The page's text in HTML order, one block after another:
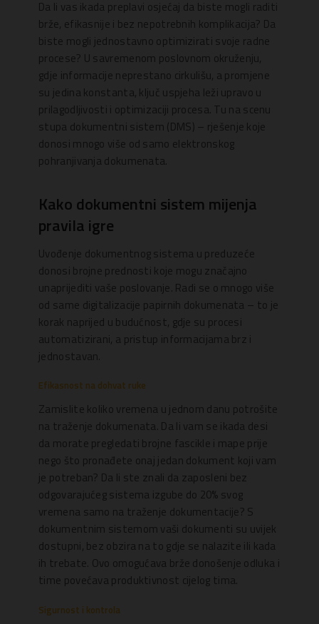
Da li vas ikada preplavi osjećaj da biste mogli raditi
brže, efikasnije i bez nepotrebnih komplikacija? Da
biste mogli jednostavno optimizirati svoje radne
procese? U savremenom poslovnom okruženju,
gdje informacije neprestano cirkulišu, a promjene
su jedina konstanta, ključ uspjeha leži upravo u
prilagodljivosti i optimizaciji procesa. Tu na scenu
stupa dokumentni sistem (DMS) – rješenje koje
donosi mnogo više od samo elektronskog
pohranjivanja dokumenata.
Kako dokumentni sistem mijenja
pravila igre
Uvođenje dokumentnog sistema u preduzeće
donosi brojne prednosti koje mogu značajno
unaprijediti vaše poslovanje. Radi se o mnogo više
od same digitalizacije papirnih dokumenata – to je
korak naprijed u budućnost, gdje su procesi
automatizirani, a pristup informacijama brz i
jednostavan.
Efikasnost na dohvat ruke
Zamislite koliko vremena u jednom danu potrošite
na traženje dokumenata. Da li vam se ikada desi
da morate pregledati brojne fascikle i mape prije
nego što pronađete onaj jedan dokument koji vam
je potreban? Da li ste znali da zaposleni bez
odgovarajućeg sistema izgube do 20% svog
vremena samo na traženje dokumentacije? S
dokumentnim sistemom vaši dokumenti su uvijek
dostupni, bez obzira na to gdje se nalazite ili kada
ih trebate. Ovo omogućava brže donošenje odluka i
time povećava produktivnost cijelog tima.
Sigurnost i kontrola